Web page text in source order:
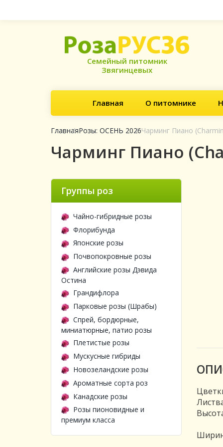
Семейный питомник
Звягинцевых
Главная О питомнике
ГлавнаяРозы: ОСЕНЬ 2026Чарминг Пиано
Чарминг Пиано
Группы роз
Чайно-гибридные розы
Флорибунда
Японские розы
Почвопокровные розы
Английские розы Дэвида
Остина
Грандифлора
Парковые розы (Шрабы)
Спрей, бордюрные,
миниатюрные, патио розы
Плетистые розы
Мускусные гибриды
Новозеландские розы
Ароматные сорта роз
Канадские розы
Розы пионовидные и
премиум класса